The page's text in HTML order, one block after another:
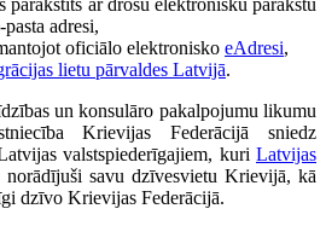
pasta adresi,
oficiālo elektronisko eAdresi,
lietu pārvaldes Latvijā.
un konsulāro pakalpojumu likumu
Krievijas Federācijā sniedz
valstspiederīgajiem, kuri Latvijas
savu dzīvesvietu Krievijā, kā
dzīvo Krievijas Federācijā.